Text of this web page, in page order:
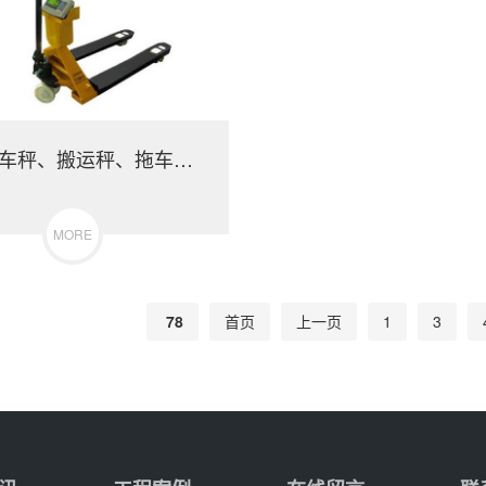
液压叉车秤、搬运秤、拖车秤、电子叉车磅
MORE
78 首页 上一页 1 3